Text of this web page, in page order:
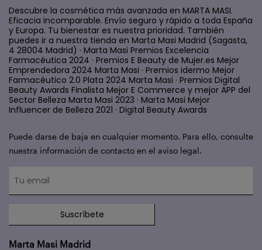
Descubre la cosmética más avanzada en MARTA MASI.
Eficacia incomparable. Envío seguro y rápido a toda España
y Europa. Tu bienestar es nuestra prioridad. También
puedes ir a nuestra tienda en Marta Masi Madrid (Sagasta,
4 28004 Madrid) · Marta Masi Premios Excelencia
Farmacéutica 2024 · Premios E Beauty de Mujer.es Mejor
Emprendedora 2024 Marta Masi · Premios idermo Mejor
Farmacéutico 2.0 Plata 2024 Marta Masi · Premios Digital
Beauty Awards Finalista Mejor E Commerce y mejor APP del
Sector Belleza Marta Masi 2023 · Marta Masi Mejor
Influencer de Belleza 2021 · Digital Beauty Awards
Puede darse de baja en cualquier momento. Para ello, consulte
nuestra información de contacto en el aviso legal.
Suscríbete
Marta Masi Madrid